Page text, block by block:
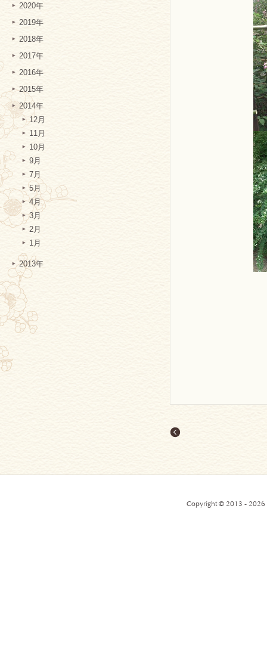
2020年
2019年
2018年
2017年
2016年
2015年
2014年
12月
11月
10月
9月
7月
5月
4月
3月
2月
1月
2013年
Copyright © 2013 - 2026